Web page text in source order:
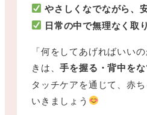
やさしくなでながら、
日常の中で無理なく取
「何をしてあげればいい
きは、手を握る・背中をな
タッチケアを通じて、赤
いきましょう